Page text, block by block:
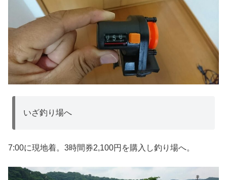
いざ釣り場へ
7:00に現地着。3時間券2,100円を購入し釣り場へ。